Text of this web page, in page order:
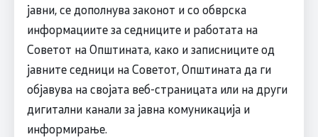
јавни, се дополнува законот и со обврска
информациите за седниците и работата на
Советот на Општината, како и записниците од
јавните седници на Советот, Општината да ги
објавува на својата веб-страницата или на други
дигитални канали за јавна комуникација и
информирање.